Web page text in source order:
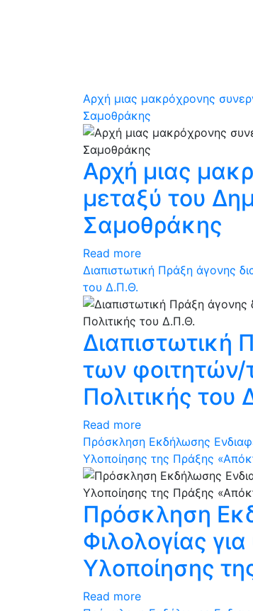
Αρχή μιας μακρόχρονης
Σαμοθράκης
Αρχή μιας
μεταξύ του
Σαμοθράκης
Read more
Διαπιστωτική Πράξη άγονης
του Δ.Π.Θ.
Διαπιστωτική
των φοιτητών/
Πολιτικής του
Read more
Πρόσκληση Εκδήλωσης
Υλοποίησης της Πράξης
Πρόσκληση
Φιλολογίας
Υλοποίησης
Read more